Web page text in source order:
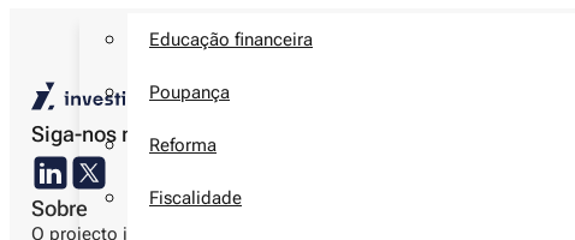
Educação financeira
Poupança
Reforma
Fiscalidade
Siga-nos nas redes sociais
Sobre
O projecto investir.pt